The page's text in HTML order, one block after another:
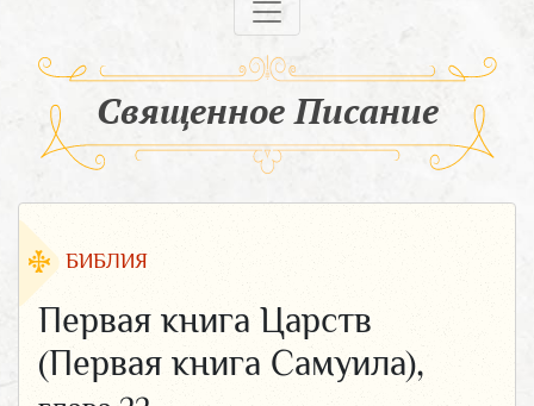
Священное Писание
БИБЛИЯ
Первая книга Царств
(Первая книга Самуила),